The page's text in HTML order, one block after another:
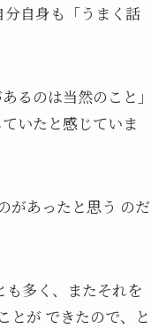
自身も「うまく話
るのは当然のこと」
いたと感じていま
があったと思う のだ
多く、またそれを
とが できたので、と